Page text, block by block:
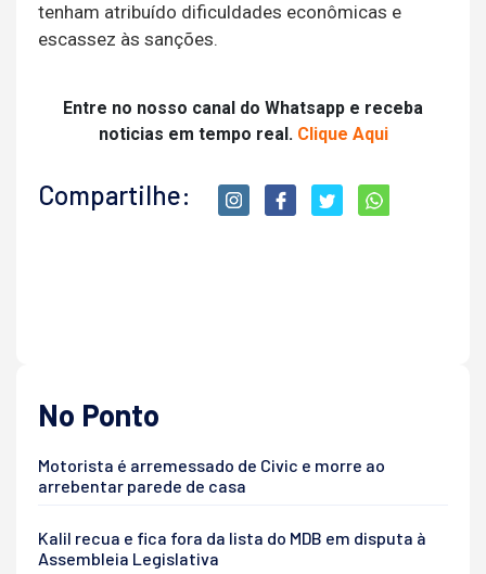
tenham atribuído dificuldades econômicas e
escassez às sanções.
Entre no nosso canal do Whatsapp e receba
noticias em tempo real. Clique Aqui
Compartilhe:
No Ponto
Motorista é arremessado de Civic e morre ao
arrebentar parede de casa
Kalil recua e fica fora da lista do MDB em disputa à
Assembleia Legislativa